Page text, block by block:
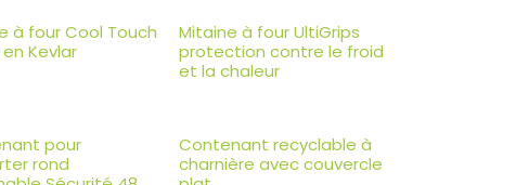
à four Cool Touch
Kevlar
Mitaine à four UltiGrips
protection contre le froid
et la chaleur
pour
rond
Contenant recyclable à
charnière avec couvercle